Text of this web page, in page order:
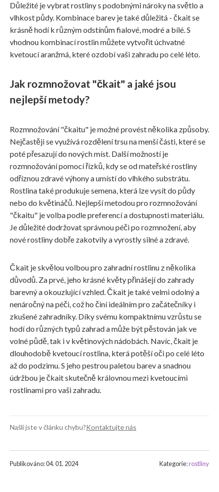
Důležité je vybrat rostliny s podobnými nároky na světlo a
vlhkost půdy. Kombinace barev je také důležitá - čkait se
krásně hodí k různým odstínům fialové, modré a bílé. S
vhodnou kombinací rostlin můžete vytvořit úchvatné
kvetoucí aranžmá, které ozdobí vaši zahradu po celé léto.
Jak rozmnožovat "čkait" a jaké jsou
nejlepší metody?
Rozmnožování "čkaitu" je možné provést několika způsoby.
Nejčastěji se využívá rozdělení trsu na menší části, které se
poté přesazují do nových míst. Další možností je
rozmnožování pomocí řízků, kdy se od mateřské rostliny
odříznou zdravé výhony a umístí do vlhkého substrátu.
Rostlina také produkuje semena, která lze vysít do půdy
nebo do květináčů. Nejlepší metodou pro rozmnožování
"čkaitu" je volba podle preferencí a dostupnosti materiálu.
Je důležité dodržovat správnou péči po rozmnožení, aby
nové rostliny dobře zakotvily a vyrostly silné a zdravé.
Čkait je skvělou volbou pro zahradní rostlinu z několika
důvodů. Za prvé, jeho krásné květy přinášejí do zahrady
barevný a okouzlující vzhled. Čkait je také velmi odolný a
nenáročný na péči, což ho činí ideálním pro začátečníky i
zkušené zahradníky. Díky svému kompaktnímu vzrůstu se
hodí do různých typů zahrad a může být pěstován jak ve
volné půdě, tak i v květinových nádobách. Navíc, čkait je
dlouhodobě kvetoucí rostlina, která potěší oči po celé léto
až do podzimu. S jeho pestrou paletou barev a snadnou
údržbou je čkait skutečně královnou mezi kvetoucími
rostlinami pro vaši zahradu.
Našli jste v článku chybu?Kontaktujte nás
Publikováno: 04. 01. 2024 Kategorie:rostliny